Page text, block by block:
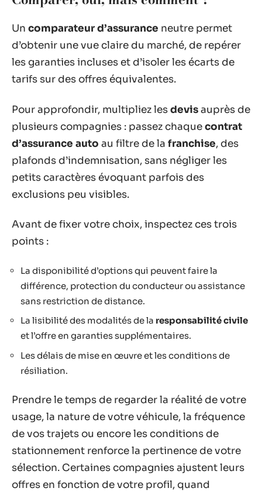
Un comparateur d’assurance neutre permet
d’obtenir une vue claire du marché, de repérer
les garanties incluses et d’isoler les écarts de
tarifs sur des offres équivalentes.
Pour approfondir, multipliez lesdevisauprès de
plusieurs compagnies : passez chaquecontrat
d’assurance auto au filtre de la franchise, des
plafonds d’indemnisation, sans négliger les
petits caractères évoquant parfois des
exclusions peu visibles.
Avant de fixer votre choix, inspectez ces trois
points :
La disponibilité d’options qui peuvent faire la
différence, protection du conducteur ou assistance
sans restriction de distance.
La lisibilité des modalités de la responsabilité civile
et l’offre en garanties supplémentaires.
Les délais de mise en œuvre et les conditions de
résiliation.
Prendre le temps de regarder la réalité de votre
usage, la nature de votre véhicule, la fréquence
de vos trajets ou encore les conditions de
stationnement renforce la pertinence de votre
sélection. Certaines compagnies ajustent leurs
offres en fonction de votre profil, quand